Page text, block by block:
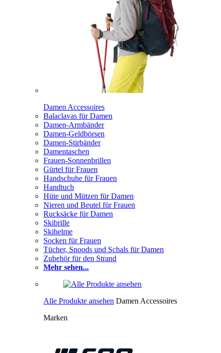
Damen Accessoires
Balaclavas für Damen
Damen-Armbänder
Damen-Geldbörsen
Damen-Stirbänder
Damentaschen
Frauen-Sonnenbrillen
Gürtel für Frauen
Handschuhe für Frauen
Handtuch
Hüte und Mützen für Damen
Nieren und Beutel für Frauen
Rucksäcke für Damen
Skibrille
Skihelme
Socken für Frauen
Tücher, Snoods und Schals für Damen
Zubehör für den Strand
Mehr sehen...
Alle Produkte ansehen Damen Accessoires
Marken